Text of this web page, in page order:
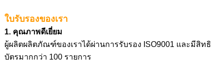
ใบรับรองของเรา
1. คุณภาพดีเยี่ยม
ผู้ผลิตผลิตภัณฑ์ของเราได้ผ่านการรับรอง ISO9001 และมีสิทธิ
บัตรมากกว่า 100 รายการ